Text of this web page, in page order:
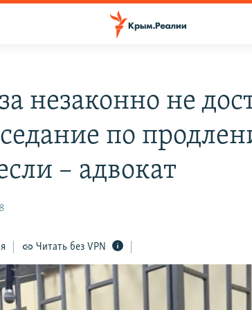
незаконно не
по
– адвокат
Читать без VPN